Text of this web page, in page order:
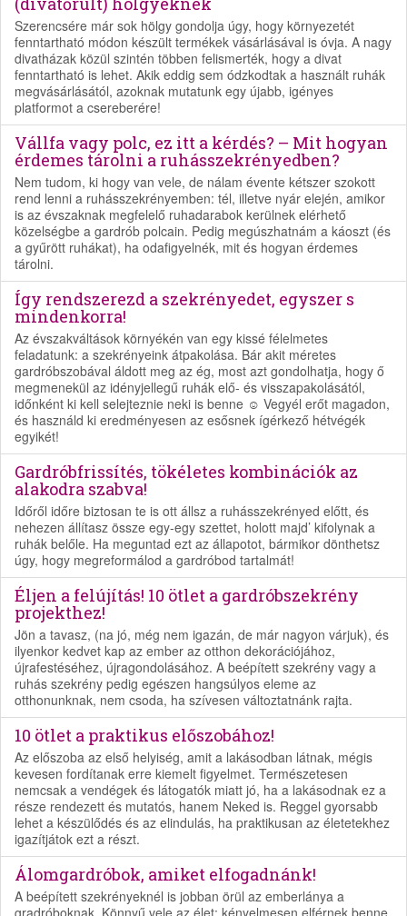
Szerencsére már sok hölgy gondolja úgy, hogy környezetét
fenntartható módon készült termékek vásárlásával is óvja. A nagy
divatházak közül szintén többen felismerték, hogy a divat
fenntartható is lehet. Akik eddig sem ódzkodtak a használt ruhák
megvásárlásától, azoknak mutatunk egy újabb, igényes
platformot a csereberére!
Vállfa vagy polc, ez itt a kérdés? – Mit hogyan
érdemes tárolni a ruhásszekrényedben?
Nem tudom, ki hogy van vele, de nálam évente kétszer szokott
rend lenni a ruhásszekrényemben: tél, illetve nyár elején, amikor
is az évszaknak megfelelő ruhadarabok kerülnek elérhető
közelségbe a gardrób polcain. Pedig megúszhatnám a káoszt (és
a gyűrött ruhákat), ha odafigyelnék, mit és hogyan érdemes
tárolni.
Így rendszerezd a szekrényedet, egyszer s
mindenkorra!
Az évszakváltások környékén van egy kissé félelmetes
feladatunk: a szekrényeink átpakolása. Bár akit méretes
gardróbszobával áldott meg az ég, most azt gondolhatja, hogy ő
megmenekül az idényjellegű ruhák elő- és visszapakolásától,
időnként ki kell selejteznie neki is benne ☺ Vegyél erőt magadon,
és használd ki eredményesen az esősnek ígérkező hétvégék
egyikét!
Gardróbfrissítés, tökéletes kombinációk az
alakodra szabva!
Időről időre biztosan te is ott állsz a ruhásszekrényed előtt, és
nehezen állítasz össze egy-egy szettet, holott majd’ kifolynak a
ruhák belőle. Ha meguntad ezt az állapotot, bármikor dönthetsz
úgy, hogy megreformálod a gardróbod tartalmát!
Éljen a felújítás! 10 ötlet a gardróbszekrény
projekthez!
Jön a tavasz, (na jó, még nem igazán, de már nagyon várjuk), és
ilyenkor kedvet kap az ember az otthon dekorációjához,
újrafestéséhez, újragondolásához. A beépített szekrény vagy a
ruhás szekrény pedig egészen hangsúlyos eleme az
otthonunknak, nem csoda, ha szívesen változtatnánk rajta.
10 ötlet a praktikus előszobához!
Az előszoba az első helyiség, amit a lakásodban látnak, mégis
kevesen fordítanak erre kiemelt figyelmet. Természetesen
nemcsak a vendégek és látogatók miatt jó, ha a lakásodnak ez a
része rendezett és mutatós, hanem Neked is. Reggel gyorsabb
lehet a készülődés és az elindulás, ha praktikusan az életetekhez
igazítjátok ezt a részt.
Álomgardróbok, amiket elfogadnánk!
A beépített szekrényeknél is jobban örül az emberlánya a
gradróboknak. Könnyű vele az élet: kényelmesen elférnek benne